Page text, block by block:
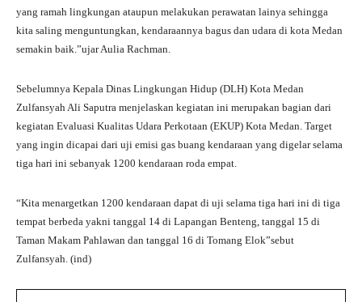
yang ramah lingkungan ataupun melakukan perawatan lainya sehingga
kita saling menguntungkan, kendaraannya bagus dan udara di kota Medan
semakin baik.”ujar Aulia Rachman.
Sebelumnya Kepala Dinas Lingkungan Hidup (DLH) Kota Medan
Zulfansyah Ali Saputra menjelaskan kegiatan ini merupakan bagian dari
kegiatan Evaluasi Kualitas Udara Perkotaan (EKUP) Kota Medan. Target
yang ingin dicapai dari uji emisi gas buang kendaraan yang digelar selama
tiga hari ini sebanyak 1200 kendaraan roda empat.
“Kita menargetkan 1200 kendaraan dapat di uji selama tiga hari ini di tiga
tempat berbeda yakni tanggal 14 di Lapangan Benteng, tanggal 15 di
Taman Makam Pahlawan dan tanggal 16 di Tomang Elok”sebut
Zulfansyah. (ind)